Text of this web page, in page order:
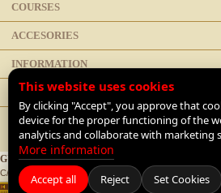
COURSES
ACCESORIES
INFORMATION
LEGAL
GUITARRAS DE LUTHIER
C/ Doctor Mata 1, 28012 Madrid, Spain | +34 91 468
This website uses cookies
By clicking "Accept", you approve that
device for the proper functioning of the
analytics and collaborate with marketing
More information
Accept all Reject Set Cookies